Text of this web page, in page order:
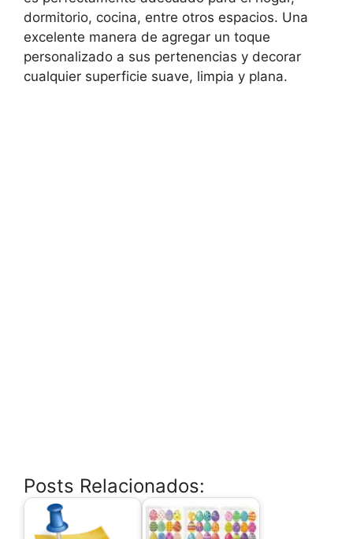
dormitorio, cocina, entre otros espacios. Una
excelente manera de agregar un toque
personalizado a sus pertenencias y decorar
cualquier superficie suave, limpia y plana.
Posts Relacionados: